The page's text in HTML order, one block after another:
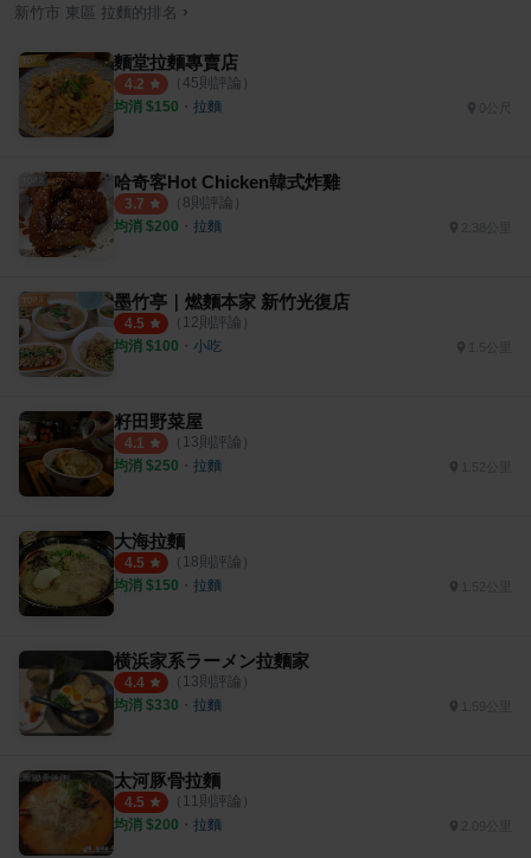
新竹市 東區 拉麵的排名 ›
麵堂拉麵專賣店
4.2 （ 45則評論）
均消 $150 ・ 拉麵
哈奇客Hot Chicken韓式炸雞
3.7 （ 8則評論）
均消 $200 ・ 拉麵
墨竹亭｜燃麵本家 新竹光復店
4.5 （ 12則評論）
均消 $100 ・ 小吃 1.5公里
籽田野菜屋
4.1 （ 13則評論）
均消 $250 ・ 拉麵 1.52公里
大海拉麵
4.5 （ 18則評論）
均消 $150 ・ 拉麵 1.52公里
横浜家系ラーメン拉麵家
4.4 （ 13則評論）
均消 $330 ・ 拉麵 1.59公里
太河豚骨拉麵
4.5 （ 11則評論）
均消 $200 ・ 拉麵